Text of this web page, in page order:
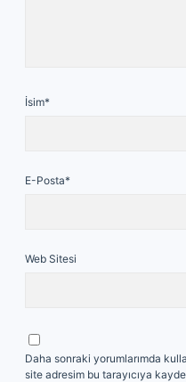
İsim*
E-Posta*
Web Sitesi
Daha sonraki yorumlarımda
site adresim bu tarayıcıya